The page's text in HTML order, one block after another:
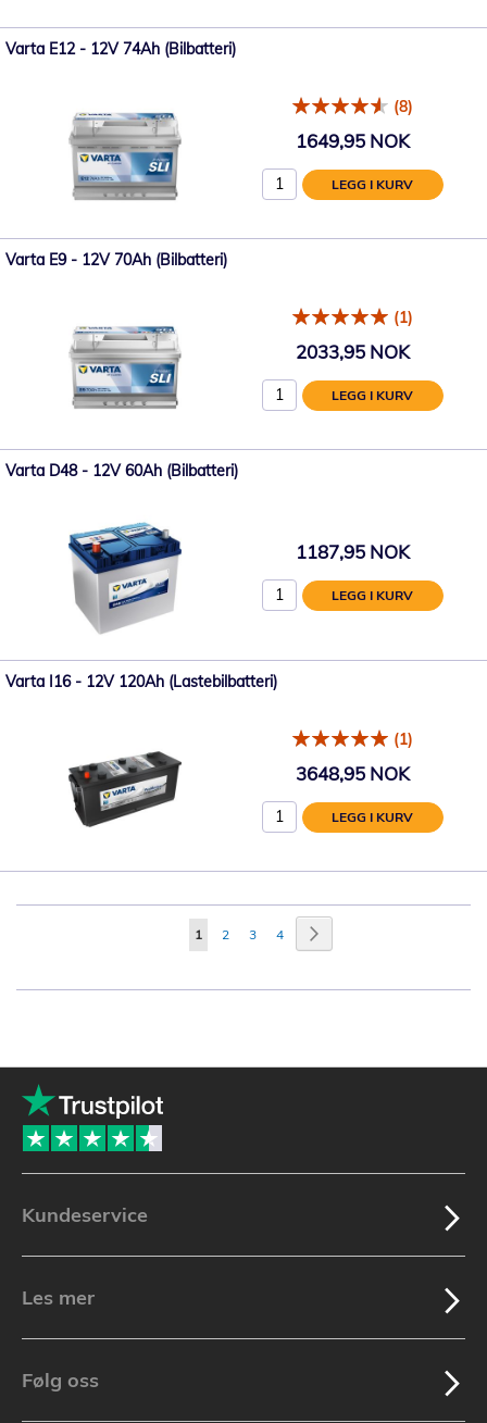
Varta E12 - 12V 74Ah (Bilbatteri)
(8)
1649,95 NOK
LEGG I KURV
Varta E9 - 12V 70Ah (Bilbatteri)
(1)
2033,95 NOK
LEGG I KURV
Varta D48 - 12V 60Ah (Bilbatteri)
1187,95 NOK
LEGG I KURV
Varta I16 - 12V 120Ah (Lastebilbatteri)
(1)
3648,95 NOK
LEGG I KURV
Side
You're
1 Side
2 Side
3 Side
4
Kundeservice
Les mer
Følg oss